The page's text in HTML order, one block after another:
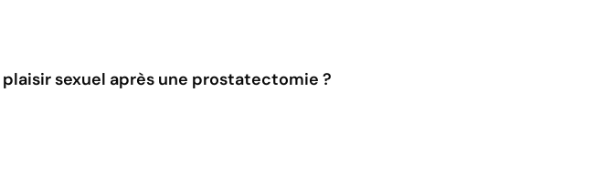
sexuel après une prostatectomie ?